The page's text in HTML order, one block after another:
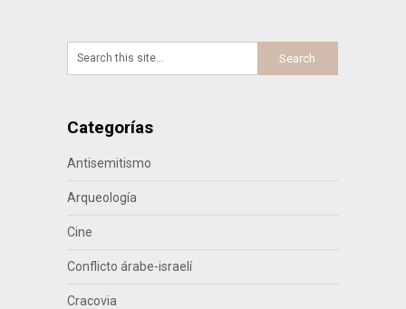
Categorías
Antisemitismo
Arqueología
Cine
Conflicto árabe-israelí
Cracovia